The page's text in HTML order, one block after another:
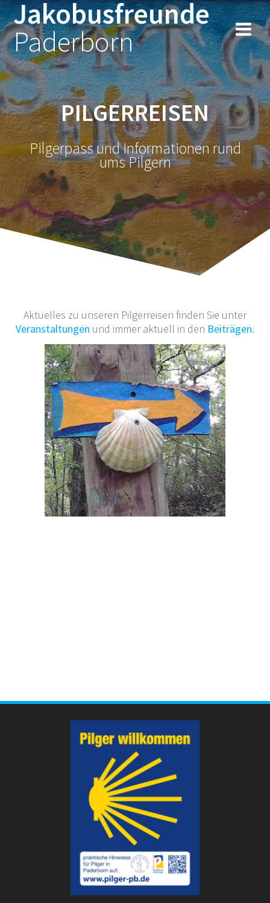
Zum
Inhalt
springen
Jakobusfreunde
Paderborn
PILGERREISEN
Pilgerpass und Informationen rund
ums Pilgern
Aktuelles zu unseren Pilgerreisen finden Sie unter
Veranstaltungen und immer aktuell in den Beiträgen.